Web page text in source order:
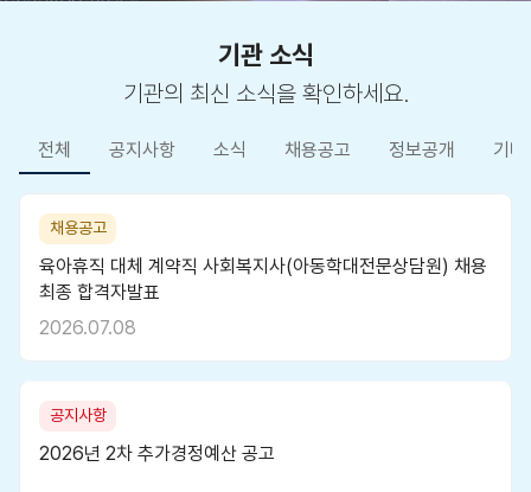
기관 소식
기관의 최신 소식을 확인하세요.
전체 공지사항 소식 채용공고 정보공개 기타
채용공고
육아휴직 대체 계약직 사회복지사(아동학대전문상담원) 채용
최종 합격자발표
2026.07.08
공지사항
2026년 2차 추가경정예산 공고